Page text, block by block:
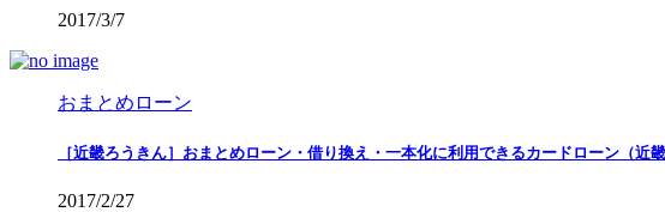
2017/3/7
おまとめローン
［近畿ろうきん］おまとめローン・借り換え・一本化に利用できるカードローン（
2017/2/27